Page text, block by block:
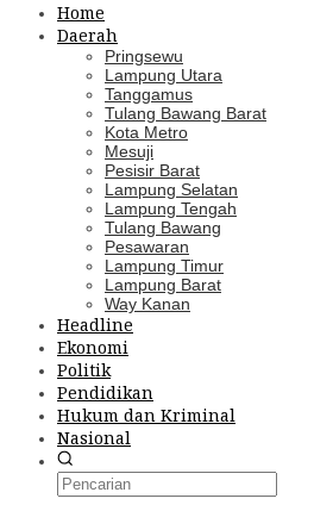
Home
Daerah
Pringsewu
Lampung Utara
Tanggamus
Tulang Bawang Barat
Kota Metro
Mesuji
Pesisir Barat
Lampung Selatan
Lampung Tengah
Tulang Bawang
Pesawaran
Lampung Timur
Lampung Barat
Way Kanan
Headline
Ekonomi
Politik
Pendidikan
Hukum dan Kriminal
Nasional